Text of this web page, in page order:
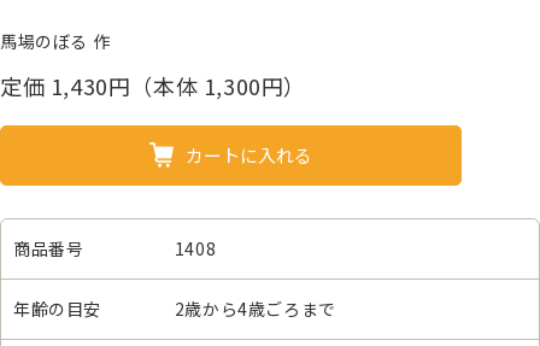
馬場のぼる 作
定価 1,430円（本体 1,300円）
カートに入れる
商品番号 1408
年齢の目安 2歳から4歳ごろまで